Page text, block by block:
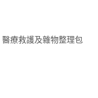
醫療救護及雜物整理包